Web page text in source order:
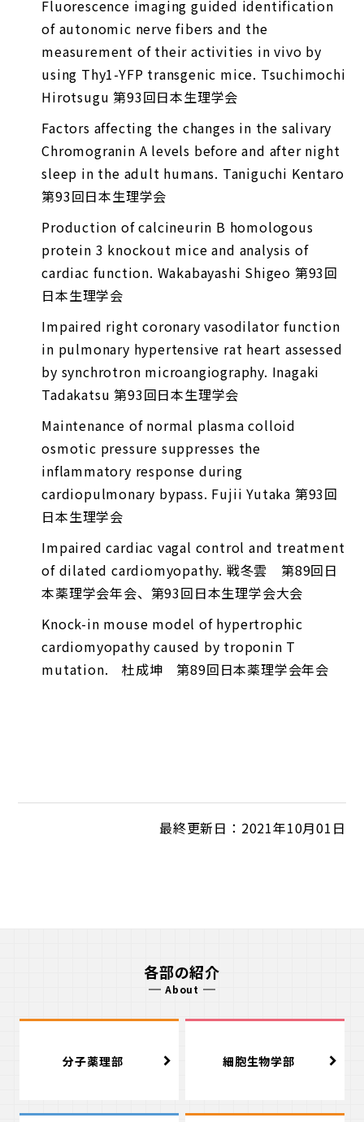
Fluorescence imaging guided identification
of autonomic nerve fibers and the
measurement of their activities in vivo by
using Thy1-YFP transgenic mice. Tsuchimochi
Hirotsugu 第93回日本生理学会
Factors affecting the changes in the salivary
Chromogranin A levels before and after night
sleep in the adult humans. Taniguchi Kentaro
第93回日本生理学会
Production of calcineurin B homologous
protein 3 knockout mice and analysis of
cardiac function. Wakabayashi Shigeo 第93回
日本生理学会
Impaired right coronary vasodilator function
in pulmonary hypertensive rat heart assessed
by synchrotron microangiography. Inagaki
Tadakatsu 第93回日本生理学会
Maintenance of normal plasma colloid
osmotic pressure suppresses the
inflammatory response during
cardiopulmonary bypass. Fujii Yutaka 第93回
日本生理学会
Impaired cardiac vagal control and treatment
of dilated cardiomyopathy. 戦冬雲 第89回日
本薬理学会年会、第93回日本生理学会大会
Knock-in mouse model of hypertrophic
cardiomyopathy caused by troponin T
mutation. 杜成坤 第89回日本薬理学会年会
最終更新日：2021年10月01日
各部の紹介
About
分子薬理部 細胞生物学部